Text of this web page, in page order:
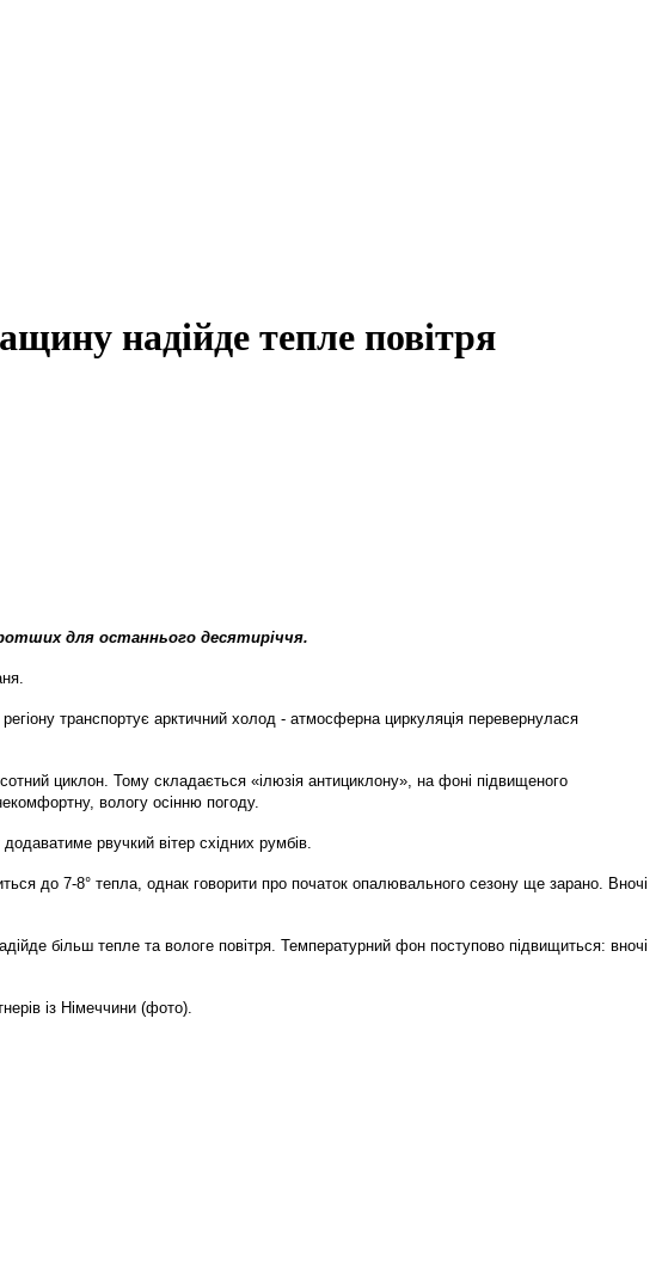
надійде тепле повітря
для останнього десятиріччя.
транспортує арктичний холод - атмосферна циркуляція перевернулася
циклон. Тому складається «ілюзія антициклону», на фоні підвищеного
вологу осінню погоду.
рвучкий вітер східних румбів.
до 7-8° тепла, однак говорити про початок опалювального сезону ще зарано. Вночі
більш тепле та вологе повітря. Температурний фон поступово підвищиться: вночі
із Німеччини (фото).